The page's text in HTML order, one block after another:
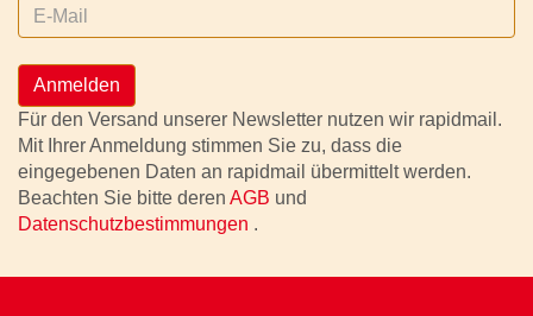
Anmelden
Für den Versand unserer Newsletter nutzen wir rapidmail.
Mit Ihrer Anmeldung stimmen Sie zu, dass die
eingegebenen Daten an rapidmail übermittelt werden.
Beachten Sie bitte deren AGB und
Datenschutzbestimmungen .